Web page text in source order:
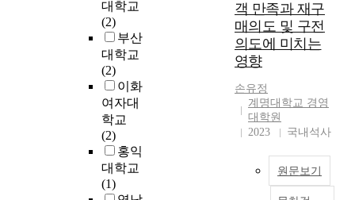
대학교
(2)
부산
대학교
(2)
이화
여자대
학교
(2)
홍익
대학교
(1)
양
같
객 만족과 재구
매의도 및 구전
의도에 미치는
영향
손유정
계명대학교 경영
대학원
2023
국내석사
원문보기